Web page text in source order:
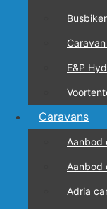
E&P
Caravans
Aanbod
Aanbod
Adria